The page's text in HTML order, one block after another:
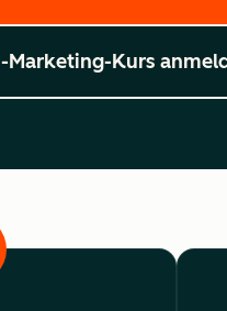
Kurs